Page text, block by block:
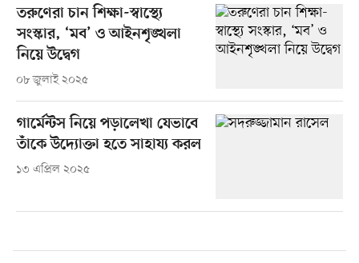
তরুণেরা চান শিক্ষা-স্বাস্থ্যে
সংস্কার, ‘মব’ ও আইনশৃঙ্খলা
নিয়ে উদ্বেগ
০৮ জুলাই ২০২৫
গার্মেন্টস নিয়ে পড়ালেখা যেভাবে
তাঁকে উদ‍্যোক্তা হতে সাহায‍্য করল
১৩ এপ্রিল ২০২৫